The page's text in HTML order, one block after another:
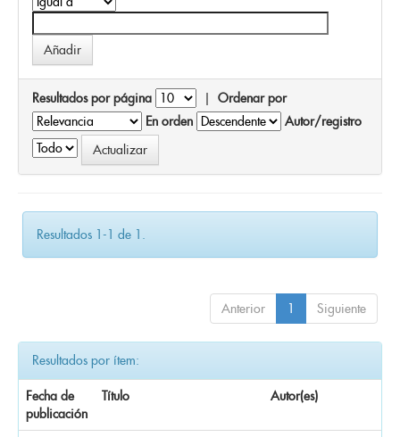
Resultados por página | Ordenar por
En orden
Autor/registro
Resultados 1-1 de 1.
Anterior 1 Siguiente
Resultados por ítem:
Fecha de
publicación
Título Autor(es)